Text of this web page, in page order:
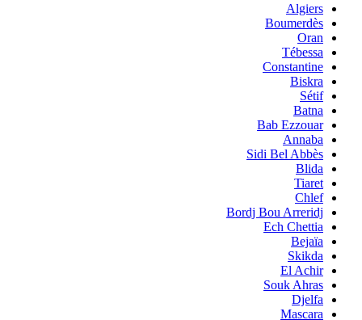
Algiers
Boumerdès
Oran
Tébessa
Constantine
Biskra
Sétif
Batna
Bab Ezzouar
Annaba
Sidi Bel Abbès
Blida
Tiaret
Chlef
Bordj Bou Arreridj
Ech Chettia
Bejaïa
Skikda
El Achir
Souk Ahras
Djelfa
Mascara